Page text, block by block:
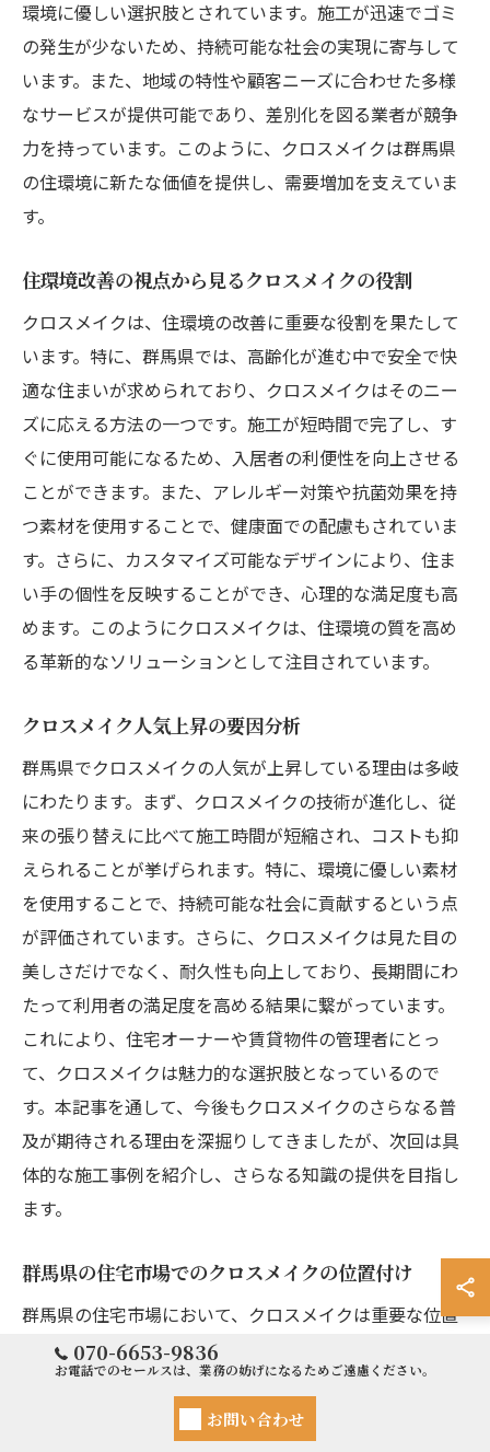
環境に優しい選択肢とされています。施工が迅速でゴミ
の発生が少ないため、持続可能な社会の実現に寄与して
います。また、地域の特性や顧客ニーズに合わせた多様
なサービスが提供可能であり、差別化を図る業者が競争
力を持っています。このように、クロスメイクは群馬県
の住環境に新たな価値を提供し、需要増加を支えていま
す。
住環境改善の視点から見るクロスメイクの役割
クロスメイクは、住環境の改善に重要な役割を果たして
います。特に、群馬県では、高齢化が進む中で安全で快
適な住まいが求められており、クロスメイクはそのニー
ズに応える方法の一つです。施工が短時間で完了し、す
ぐに使用可能になるため、入居者の利便性を向上させる
ことができます。また、アレルギー対策や抗菌効果を持
つ素材を使用することで、健康面での配慮もされていま
す。さらに、カスタマイズ可能なデザインにより、住ま
い手の個性を反映することができ、心理的な満足度も高
めます。このようにクロスメイクは、住環境の質を高め
る革新的なソリューションとして注目されています。
クロスメイク人気上昇の要因分析
群馬県でクロスメイクの人気が上昇している理由は多岐
にわたります。まず、クロスメイクの技術が進化し、従
来の張り替えに比べて施工時間が短縮され、コストも抑
えられることが挙げられます。特に、環境に優しい素材
を使用することで、持続可能な社会に貢献するという点
が評価されています。さらに、クロスメイクは見た目の
美しさだけでなく、耐久性も向上しており、長期間にわ
たって利用者の満足度を高める結果に繋がっています。
これにより、住宅オーナーや賃貸物件の管理者にとっ
て、クロスメイクは魅力的な選択肢となっているので
す。本記事を通して、今後もクロスメイクのさらなる普
及が期待される理由を深掘りしてきましたが、次回は具
体的な施工事例を紹介し、さらなる知識の提供を目指し
ます。
群馬県の住宅市場でのクロスメイクの位置付け
群馬県の住宅市場において、クロスメイクは重要な位置
を占めています。賃貸物件をはじめ、多くの住宅でクロ
スメイクが採用されているのは、そのコストパフォーマ
ンスの良さや施工の迅速さにあります。特に高崎市や前
070-6653-9836
お電話でのセールスは、業務の妨げになるためご遠慮ください。
お問い合わせ